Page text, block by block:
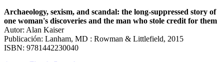
Archaeology, sexism, and scandal: the long-suppressed story of
one woman's discoveries and the man who stole credit for them
Autor: Alan Kaiser
Publicación: Lanham, MD : Rowman & Littlefield, 2015
ISBN: 9781442230040